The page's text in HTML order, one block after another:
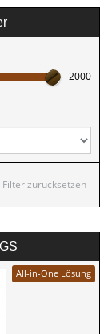
2000
Filter zurücksetzen
All-in-One Lösung